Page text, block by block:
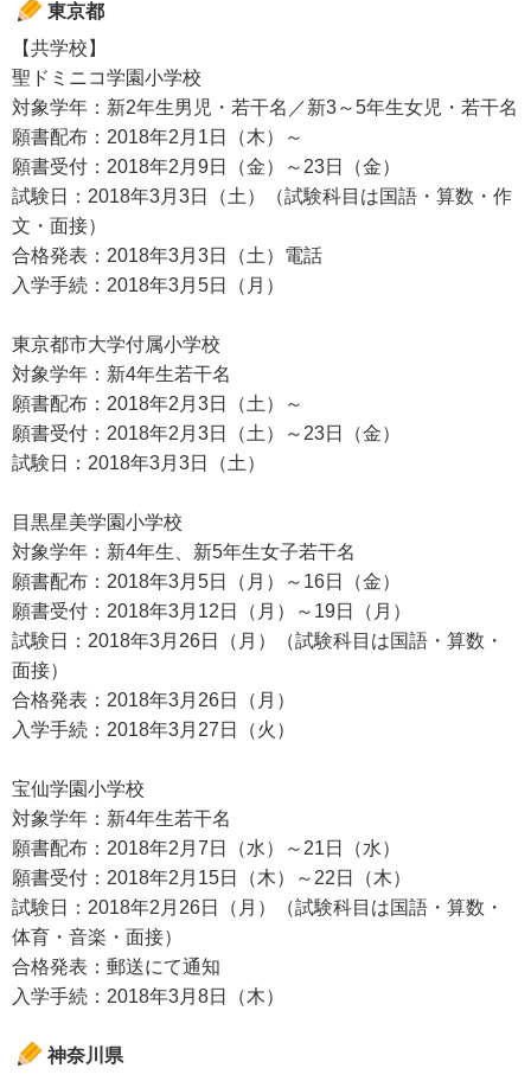
東京都
【共学校】
聖ドミニコ学園小学校
対象学年：新2年生男児・若干名／新3～5年生女児・若干名
願書配布：2018年2月1日（木）～
願書受付：2018年2月9日（金）～23日（金）
試験日：2018年3月3日（土）（試験科目は国語・算数・作
文・面接）
合格発表：2018年3月3日（土）電話
入学手続：2018年3月5日（月）
東京都市大学付属小学校
対象学年：新4年生若干名
願書配布：2018年2月3日（土）～
願書受付：2018年2月3日（土）～23日（金）
試験日：2018年3月3日（土）
目黒星美学園小学校
対象学年：新4年生、新5年生女子若干名
願書配布：2018年3月5日（月）～16日（金）
願書受付：2018年3月12日（月）～19日（月）
試験日：2018年3月26日（月）（試験科目は国語・算数・
面接）
合格発表：2018年3月26日（月）
入学手続：2018年3月27日（火）
宝仙学園小学校
対象学年：新4年生若干名
願書配布：2018年2月7日（水）～21日（水）
願書受付：2018年2月15日（木）～22日（木）
試験日：2018年2月26日（月）（試験科目は国語・算数・
体育・音楽・面接）
合格発表：郵送にて通知
入学手続：2018年3月8日（木）
神奈川県